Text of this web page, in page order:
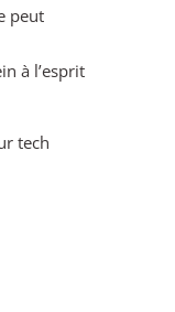
peut
à l’esprit
tech